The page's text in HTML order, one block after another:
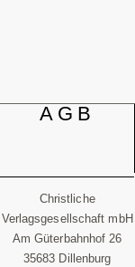
AGB
Christliche
Verlagsgesellschaft mbH
Am Güterbahnhof 26
35683 Dillenburg